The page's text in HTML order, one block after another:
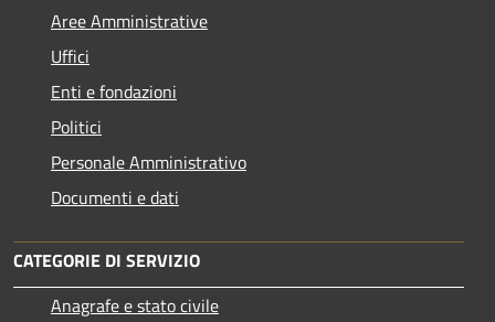
Aree Amministrative
Uffici
Enti e fondazioni
Politici
Personale Amministrativo
Documenti e dati
CATEGORIE DI SERVIZIO
Anagrafe e stato civile